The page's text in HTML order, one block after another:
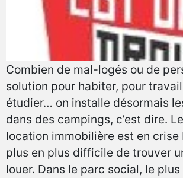
Combien de mal-logés ou de
solution pour habiter, pour
étudier… on installe désormais
dans des campings, c’est dire.
location immobilière est en crise
plus en plus difficile de trouver
louer. Dans le parc social, le